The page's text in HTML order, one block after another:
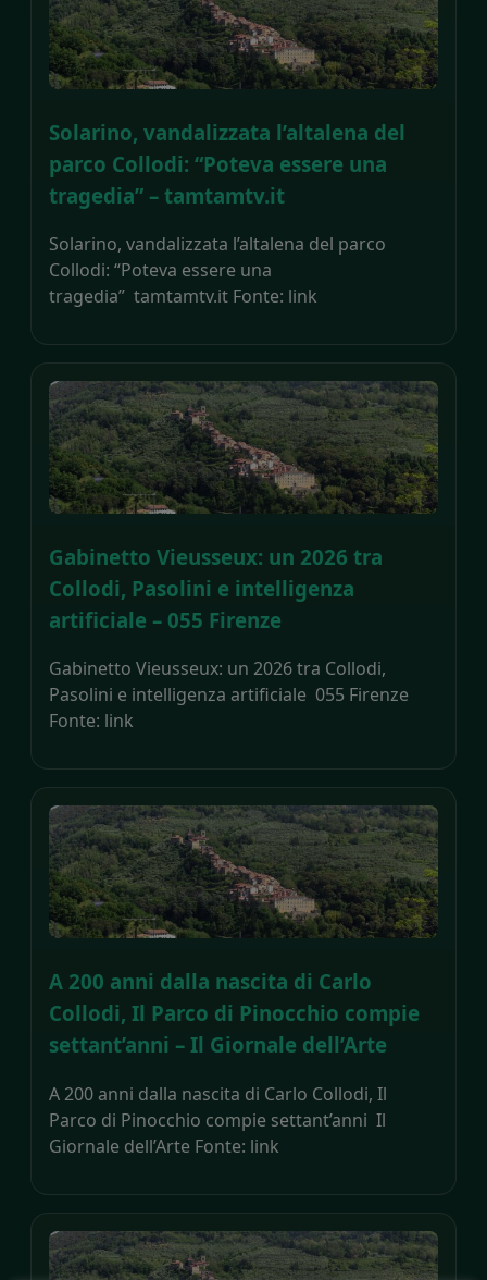
Solarino, vandalizzata l’altalena del
parco Collodi: “Poteva essere una
tragedia” – tamtamtv.it
Solarino, vandalizzata l’altalena del parco
Collodi: “Poteva essere una
tragedia” tamtamtv.it Fonte: link
Gabinetto Vieusseux: un 2026 tra
Collodi, Pasolini e intelligenza
artificiale – 055 Firenze
Gabinetto Vieusseux: un 2026 tra Collodi,
Pasolini e intelligenza artificiale 055 Firenze
Fonte: link
A 200 anni dalla nascita di Carlo
Collodi, Il Parco di Pinocchio compie
settant’anni – Il Giornale dell’Arte
A 200 anni dalla nascita di Carlo Collodi, Il
Parco di Pinocchio compie settant’anni Il
Giornale dell’Arte Fonte: link